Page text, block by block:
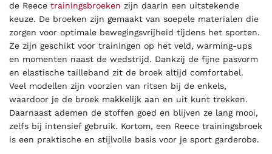
de Reece trainingsbroeken zijn daarin een uitstekende
keuze. De broeken zijn gemaakt van soepele materialen die
zorgen voor optimale bewegingsvrijheid tijdens het sporten.
Ze zijn geschikt voor trainingen op het veld, warming-ups
en momenten naast de wedstrijd. Dankzij de fijne pasvorm
en elastische tailleband zit de broek altijd comfortabel.
Veel modellen zijn voorzien van ritsen bij de enkels,
waardoor je de broek makkelijk aan en uit kunt trekken.
Daarnaast ademen de stoffen goed en blijven ze lang mooi,
zelfs bij intensief gebruik. Kortom, een Reece trainingsbroek
is een praktische en stijlvolle basis voor je sport garderobe.